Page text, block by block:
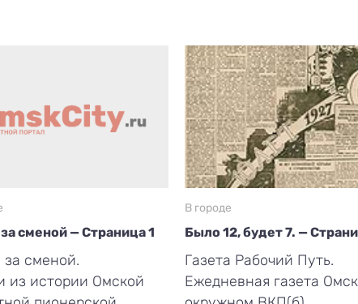
сменой — Страница 1
сменой.
из истории Омской
В городе
Было 12, будет 7. —
Газета Рабочий Путь.
Ежедневная газета